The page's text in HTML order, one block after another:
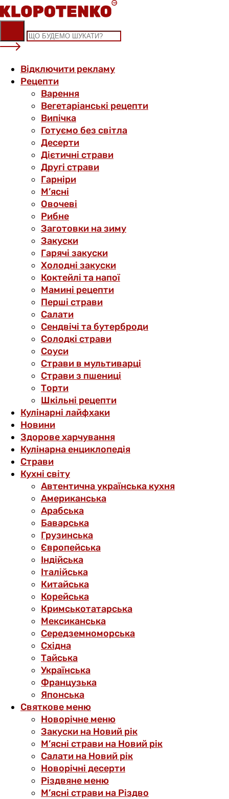
Skip
to
content
Відключити рекламу
Рецепти
Варення
Вегетаріанські рецепти
Випічка
Готуємо без світла
Десерти
Дієтичні страви
Другі страви
Гарніри
М’ясні
Овочеві
Рибне
Заготовки на зиму
Закуски
Гарячі закуски
Холодні закуски
Коктейлі та напої
Мамині рецепти
Перші страви
Салати
Сендвічі та бутерброди
Солодкі страви
Соуси
Страви в мультиварці
Страви з пшениці
Торти
Шкільні рецепти
Кулінарні лайфхаки
Новини
Здорове харчування
Кулінарна енциклопедія
Страви
Кухні світу
Автентична українська кухня
Американська
Арабська
Баварська
Грузинська
Європейська
Індійська
Італійська
Китайська
Корейська
Кримськотатарська
Мексиканська
Середземноморська
Східна
Тайська
Українська
Французька
Японська
Святкове меню
Новорічне меню
Закуски на Новий рік
М’ясні страви на Новий рік
Салати на Новий рік
Новорічні десерти
Різдвяне меню
М’ясні страви на Різдво